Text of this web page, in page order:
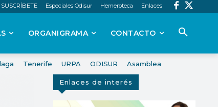
SUSCRÍBETE Especiales Odisur Hemeroteca Enlaces
ORGANIGRAMA CONTACTO
Tenerife URPA ODISUR Asamblea
Enlaces de interés